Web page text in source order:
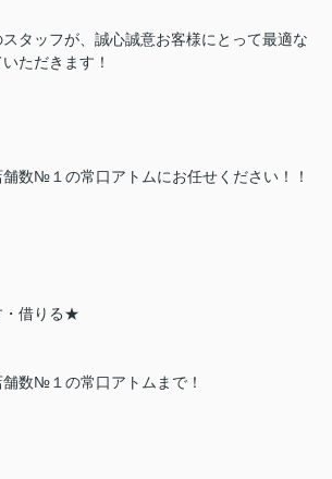
タッフが、誠心誠意お客様にとって最適な
ただきます！
数№１の常口アトムにお任せください！！
・借りる★
数№１の常口アトムまで！